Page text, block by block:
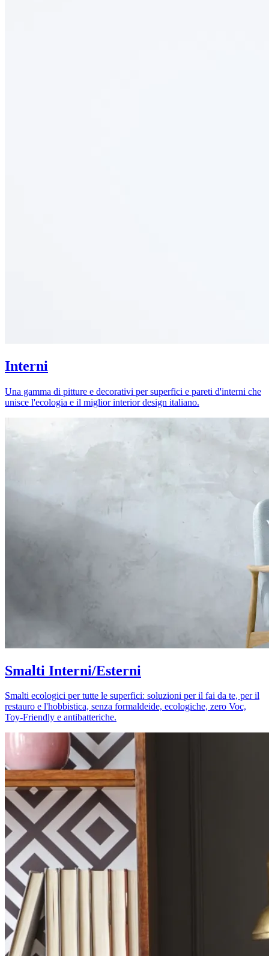
Interni
Una gamma di pitture e decorativi per superfici e pareti d'interni che
unisce l'ecologia e il miglior interior design italiano.
Smalti Interni/Esterni
Smalti ecologici per tutte le superfici: soluzioni per il fai da te, per il
restauro e l'hobbistica, senza formaldeide, ecologiche, zero Voc,
Toy-Friendly e antibatteriche.